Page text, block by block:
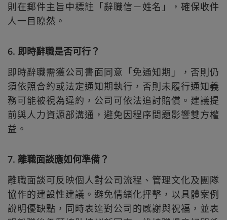
則在郵件主旨中標註「辭職信－姓名」，確保收件
人一目瞭然。
6. 即時辭職是否可行？
即時辭職需獲公司書面同意「免通知期」，否則仍
須依照合約或法定通知期執行，否則未履行通知義
務可能被視為違約，公司可依法追討賠償。建議提
前與人力資源部溝通，避免因程序問題影響雙方權
益。
7. 離職面談應如何準備？
離職面談可反映個人對公司流程、管理文化及團隊
協作的建設性建議。避免情緒化抨擊，以具體案例
說明優缺點，同時表達對公司的感謝與祝福，並表